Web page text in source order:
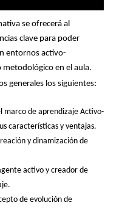
se ofrecerá al
clave para poder
entornos activo-
en el aula.
generales los siguientes:
marco de aprendizaje Activo-
características y ventajas.
y dinamización de
activo y creador de
de evolución de